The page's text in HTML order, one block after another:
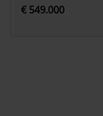
€ 549.000